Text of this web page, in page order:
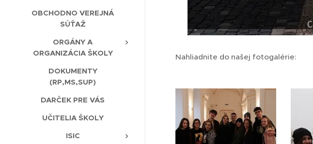
OBCHODNO VEREJNÁ
SÚŤAŽ
ORGÁNY A
ORGANIZÁCIA ŠKOLY
DOKUMENTY
(RP,MS,SUP)
DARČEK PRE VÁS
UČITELIA ŠKOLY
ISIC
Nahliadnite do našej fotogalérie: